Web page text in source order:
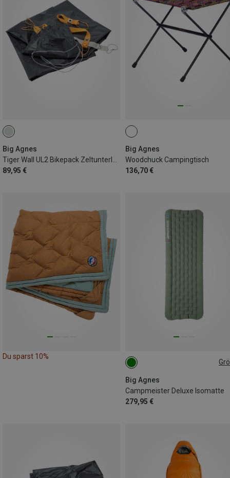
Big Agnes
89,95 €
Big Agnes
Woodchuck Campingtisch
136,70 €
Du sparst 10%
Big Agnes
Campmeister Deluxe Isomatte
279,95 €
183X64CM